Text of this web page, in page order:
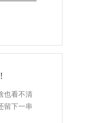
也看不清
留下一串